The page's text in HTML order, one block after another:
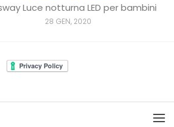
Luce notturna LED per bambini
28 GEN, 2020